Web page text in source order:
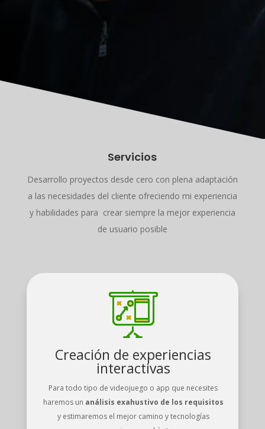
Servicios
Desarrollo proyectos desde cero con plena adaptación
a las necesidades del cliente ofreciendo mi experiencia
y habilidades para crear siempre la mejor experiencia
de usuario posible
Creación de experiencias
interactivas
Para todo tipo de videojuego o app que necesites
haremos un análisis exahustivo de los requisitos
y estimaremos el mejor camino y tecnologías